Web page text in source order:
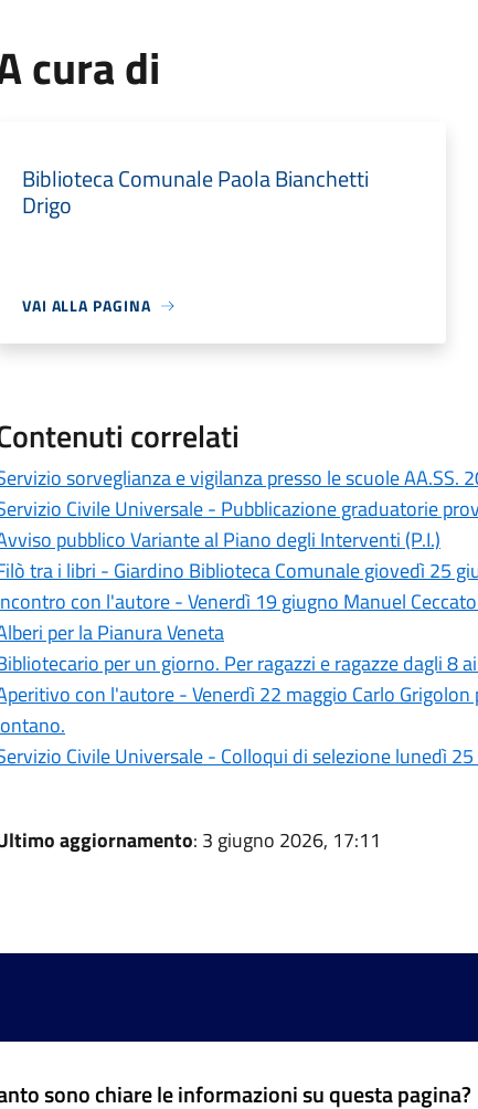
cura di
Biblioteca Comunale Paola Bianchetti
Drigo
VAI ALLA PAGINA
correlati
sorveglianza e vigilanza presso le scuole
Civile Universale - Pubblicazione graduatorie
pubblico Variante al Piano degli Interventi (P.I.)
tra i libri - Giardino Biblioteca Comunale giovedì 25
con l'autore - Venerdì 19 giugno Manuel
per la Pianura Veneta
per un giorno. Per ragazzi e ragazze dagli 8
con l'autore - Venerdì 22 maggio Carlo
Civile Universale - Colloqui di selezione lunedì
aggiornamento: 3 giugno 2026, 17:11
sono chiare le informazioni su questa pagina?